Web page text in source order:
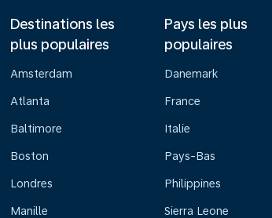
Destinations les
plus populaires
Amsterdam
Atlanta
Baltimore
Boston
Londres
Manille
Pays les plus
populaires
Danemark
France
Italie
Pays-Bas
Philippines
Sierra Leone